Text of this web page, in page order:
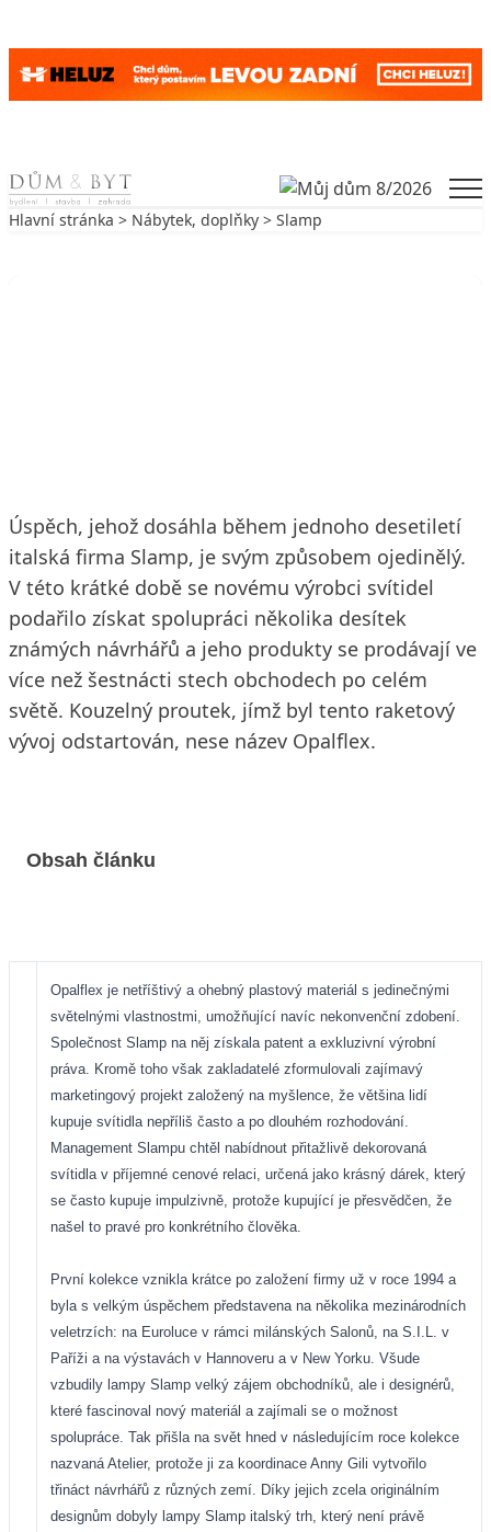
Skip to content
Hlavní stránka > Nábytek, doplňky > Slamp
Úspěch, jehož dosáhla během jednoho desetiletí
italská firma Slamp, je svým způsobem ojedinělý.
V této krátké době se novému výrobci svítidel
podařilo získat spolupráci několika desítek
známých návrhářů a jeho produkty se prodávají ve
více než šestnácti stech obchodech po celém
světě. Kouzelný proutek, jímž byl tento raketový
vývoj odstartován, nese název Opalflex.
Obsah článku
Opalflex je netříštivý a ohebný plastový materiál s jedinečnými
světelnými vlastnostmi, umožňující navíc nekonvenční zdobení.
Společnost Slamp na něj získala patent a exkluzivní výrobní
práva. Kromě toho však zakladatelé zformulovali zajímavý
marketingový projekt založený na myšlence, že většina lidí
kupuje svítidla nepříliš často a po dlouhém rozhodování.
Management Slampu chtěl nabídnout přitažlivě dekorovaná
svítidla v příjemné cenové relaci, určená jako krásný dárek, který
se často kupuje impulzivně, protože kupující je přesvědčen, že
našel to pravé pro konkrétního člověka.
První kolekce vznikla krátce po založení firmy už v roce 1994 a
byla s velkým úspěchem představena na několika mezinárodních
veletrzích: na Euroluce v rámci milánských Salonů, na S.I.L. v
Paříži a na výstavách v Hannoveru a v New Yorku. Všude
vzbudily lampy Slamp velký zájem obchodníků, ale i designérů,
které fascinoval nový materiál a zajímali se o možnost
spolupráce. Tak přišla na svět hned v následujícím roce kolekce
nazvaná Atelier, protože ji za koordinace Anny Gili vytvořilo
třináct návrhářů z různých zemí. Díky jejich zcela originálním
designům dobyly lampy Slamp italský trh, který není právě